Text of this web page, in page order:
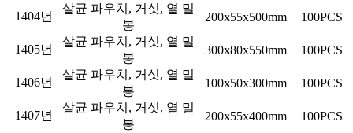
1404년
살균 파우치, 거싯, 열 밀
봉
200x55x500mm 100PCS
1405년
살균 파우치, 거싯, 열 밀
봉
300x80x550mm 100PCS
1406년
살균 파우치, 거싯, 열 밀
봉
100x50x300mm 100PCS
1407년
살균 파우치, 거싯, 열 밀
봉
200x55x400mm 100PCS